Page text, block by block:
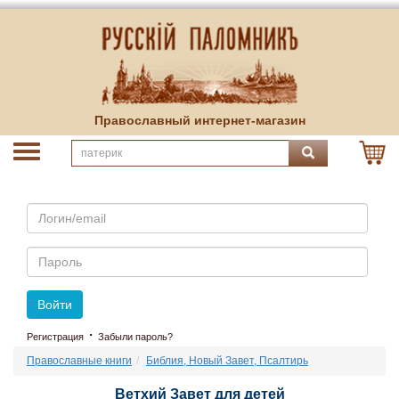
Православный интернет-магазин
Email
Пароль
Войти
Регистрация · Забыли пароль?
Православные книги Библия, Новый Завет, Псалтирь
Ветхий Завет для детей